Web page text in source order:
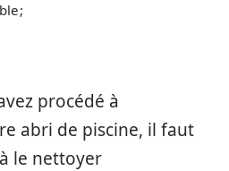
;
procédé à
abri de piscine, il faut
le nettoyer